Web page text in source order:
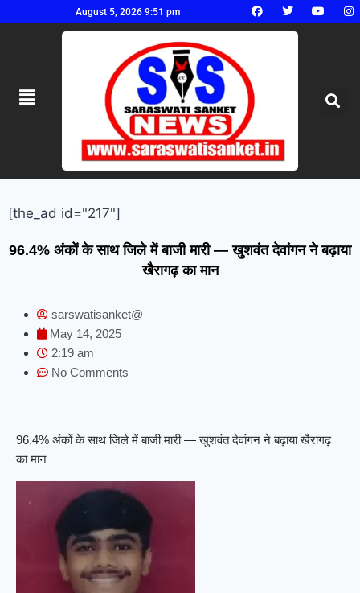
August 5, 2026 9:51 pm
[the_ad id="217"]
96.4% अंकों के साथ जिले में बाजी मारी — खुशवंत देवांगन ने बढ़ाया
खैरागढ़ का मान
sarswatisanket@
May 14, 2025
2:19 am
No Comments
96.4% अंकों के साथ जिले में बाजी मारी — खुशवंत देवांगन ने बढ़ाया खैरागढ़
का मान